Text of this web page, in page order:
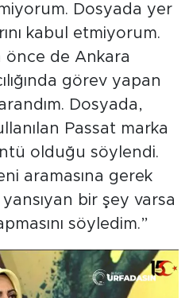
Dosyada yer
kabul etmiyorum.
önce de Ankara
görev yapan
Dosyada,
Passat marka
olduğu söylendi.
aramasına gerek
yansıyan bir şey varsa
söyledim.”